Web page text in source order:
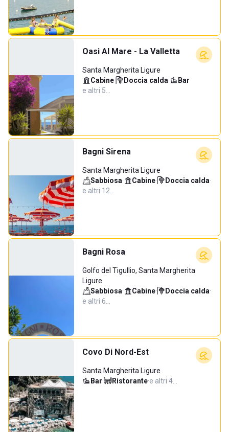
Oasi Al Mare - La Valletta
Santa Margherita Ligure
Cabine· Doccia calda· Bar·
e altri 5…
Bagni Sirena
Santa Margherita Ligure
Sabbiosa· Cabine· Doccia calda·
e altri 12…
Bagni Rosa
Golfo del Tigullio, Santa Margherita
Ligure
Sabbiosa· Cabine· Doccia calda·
e altri 6…
Covo Di Nord-Est
Santa Margherita Ligure
Bar· Ristorante·e altri 4…